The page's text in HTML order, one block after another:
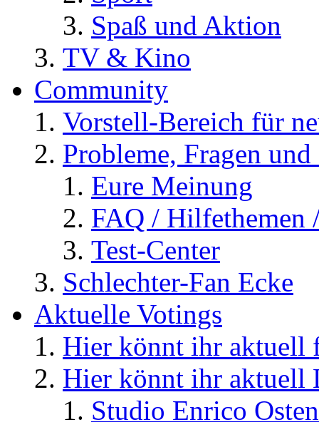
Spaß und Aktion
TV & Kino
Community
Vorstell-Bereich für
Probleme, Fragen
Eure Meinung
FAQ / Hilfethemen
Test-Center
Schlechter-Fan Ecke
Aktuelle Votings
Hier könnt ihr aktuell
Hier könnt ihr aktuell
Studio Enrico